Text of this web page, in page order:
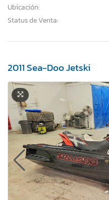
Ubicación:
Status de Venta:
2011 Sea-Doo Jetski